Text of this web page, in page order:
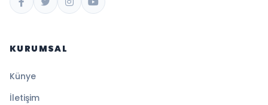
KURUMSAL
Künye
İletişim